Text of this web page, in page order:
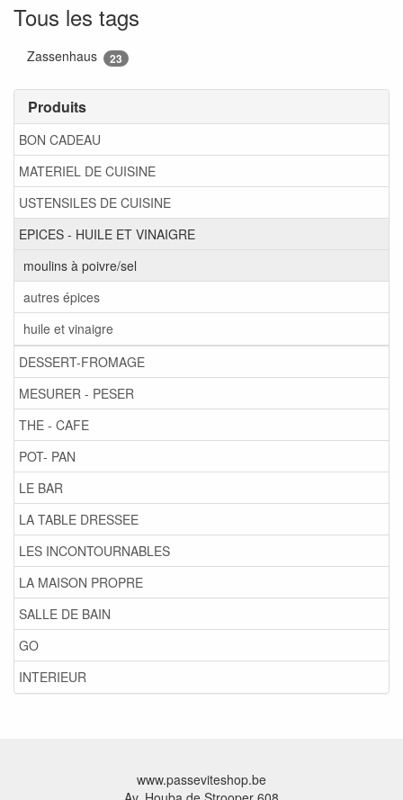
Produits
BON CADEAU
MATERIEL DE CUISINE
USTENSILES DE CUISINE
EPICES - HUILE ET VINAIGRE
moulins à poivre/sel
autres épices
huile et vinaigre
DESSERT-FROMAGE
MESURER - PESER
THE - CAFE
POT- PAN
LE BAR
LA TABLE DRESSEE
LES INCONTOURNABLES
LA MAISON PROPRE
SALLE DE BAIN
GO
INTERIEUR
Tous les tags
Zassenhaus 23
www.passeviteshop.be